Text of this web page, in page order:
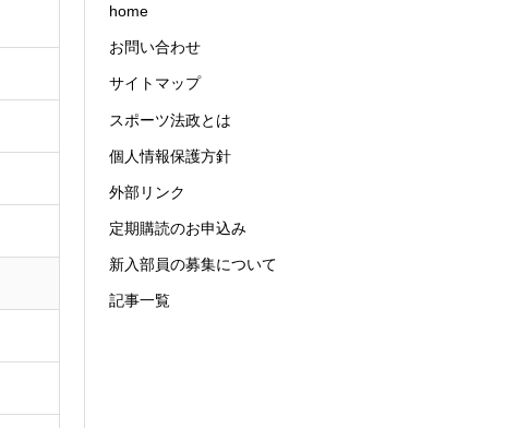
home
お問い合わせ
サイトマップ
スポーツ法政とは
個人情報保護方針
外部リンク
定期購読のお申込み
新入部員の募集について
記事一覧